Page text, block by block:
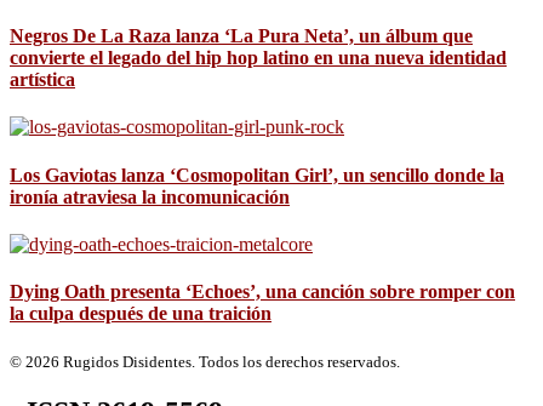
Negros De La Raza lanza ‘La Pura Neta’, un álbum que
convierte el legado del hip hop latino en una nueva identidad
artística
Los Gaviotas lanza ‘Cosmopolitan Girl’, un sencillo donde la
ironía atraviesa la incomunicación
Dying Oath presenta ‘Echoes’, una canción sobre romper con
la culpa después de una traición
© 2026 Rugidos Disidentes. Todos los derechos reservados.